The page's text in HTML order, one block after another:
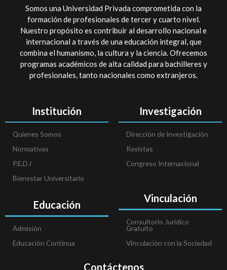
Somos una Universidad Privada comprometida con la
formación de profesionales de tercer y cuarto nivel.
Nuestro propósito es contribuir al desarrollo nacional e
internacional a través de una educación integral, que
combina el humanismo, la cultura y la ciencia. Ofrecemos
programas académicos de alta calidad para bachilleres y
profesionales, tanto nacionales como extranjeros.
Institución
Quienes Somos
Normativas
P.E.D.I
Bienestar Universitario
Educación
Admisión
Educación Continua
Investigación
Dirección de Investigación
Revistas
Congreso Internacional
Vinculación
Consultorio Jurídico
Gratuito
Vinculación con la Sociedad
Contáctenos